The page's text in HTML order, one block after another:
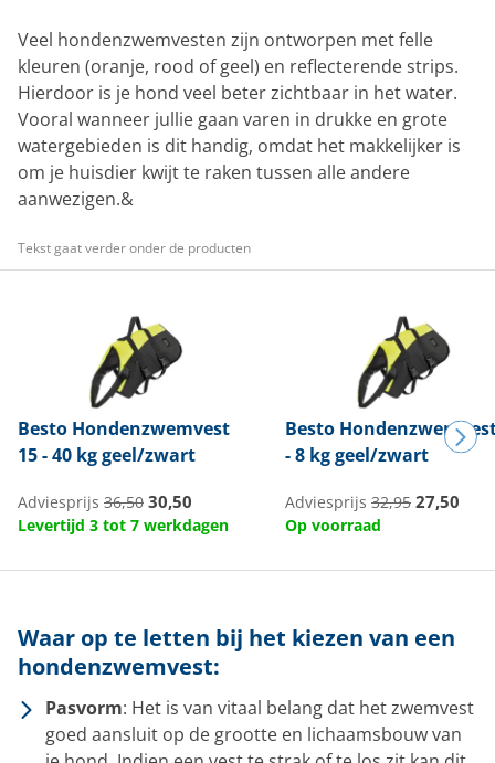
Veel hondenzwemvesten zijn ontworpen met felle
kleuren (oranje, rood of geel) en reflecterende strips.
Hierdoor is je hond veel beter zichtbaar in het water.
Vooral wanneer jullie gaan varen in drukke en grote
watergebieden is dit handig, omdat het makkelijker is
om je huisdier kwijt te raken tussen alle andere
aanwezigen.&
Tekst gaat verder onder de producten
Besto Hondenzwemvest
15 - 40 kg geel/zwart
Adviesprijs 36,50 30,50
Levertijd 3 tot 7 werkdagen
Besto
- 8 kg geel/zwart
Adviesprijs 32,95 27,50
Op voorraad
Waar op te letten bij het kiezen van een
hondenzwemvest:
Pasvorm: Het is van vitaal belang dat het zwemvest
goed aansluit op de grootte en lichaamsbouw van